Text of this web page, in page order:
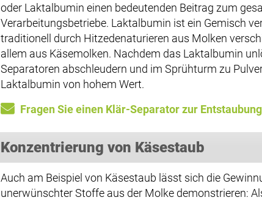
oder Laktalbumin einen bedeutenden Beitrag zum
Verarbeitungsbetriebe. Laktalbumin ist ein Gemisch
traditionell durch Hitzedenaturieren aus Molken
allem aus Käsemolken. Nachdem das Laktalbumin
Separatoren abschleudern und im Sprühturm zu
Laktalbumin von hohem Wert.
Fragen Sie einen Klär-Separator zur
Konzentrierung von Käsestaub
Auch am Beispiel von Käsestaub lässt sich die
unerwünschter Stoffe aus der Molke demonstrieren: